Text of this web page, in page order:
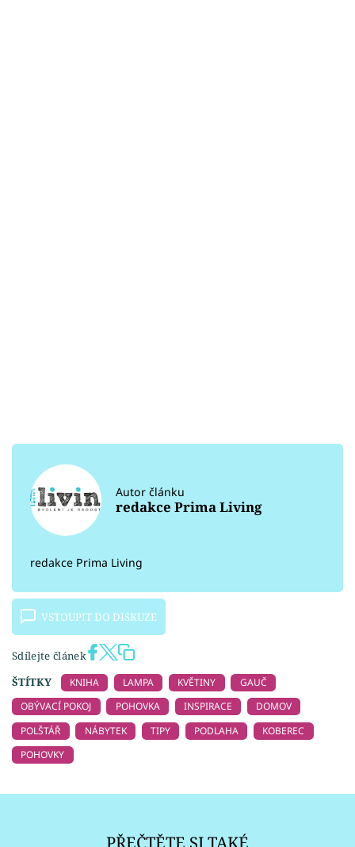
Autor článku
redakce Prima Living
redakce Prima Living
VSTOUPIT DO DISKUZE
Sdílejte článek
ŠTÍTKY
KNIHA LAMPA KVĚTINY
GAUČ
OBÝVACÍ POKOJ
POHOVKA INSPIRACE
DOMOV
POLŠTÁŘ
NÁBYTEK TIPY PODLAHA
KOBEREC
POHOVKY
PŘEČTĚTE SI TAKÉ